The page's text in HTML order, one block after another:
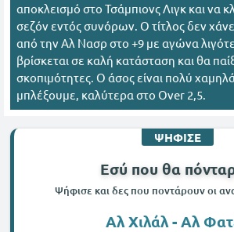
αποκλεισμό στο Τσάμπιονς Λιγκ και να
σεζόν εντός συνόρων. Ο τίτλος δεν
από την Αλ Νασρ στο +9 με αγώνα
βρίσκεται σε καλή κατάσταση και θα
σκοπιμότητες. Ο άσος είναι πολύ
μπλέξουμε, καλύτερα στο Over 2,5.
ΨΗΦΙΣΕ
Εσύ που θα
Ψήφισε και δες που ποντάρουν οι
Αλ Χιλάλ - Αλ